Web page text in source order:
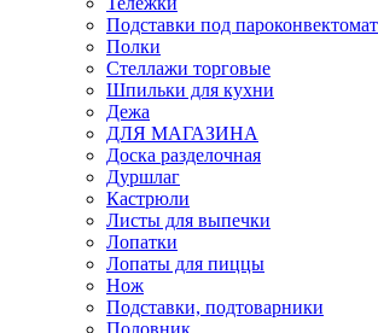
Подставки под
Полки
Стеллажи торговые
Шпильки для кухни
Дежа
ДЛЯ МАГАЗИНА
Доска разделочная
Дуршлаг
Кастрюли
Листы для выпечки
Лопатки
Лопаты для пиццы
Нож
Подставки, подтоварники
Половник